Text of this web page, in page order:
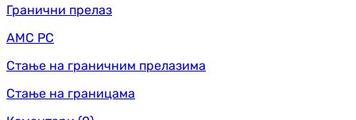
Гранични прелаз
АМС РС
Стање на граничним прелазима
Стање на границама